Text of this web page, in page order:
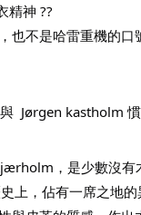
精神 ??
也不是哈雷重機的口
Jørgen kastholm
，是少數沒有
上，佔有一席之地的